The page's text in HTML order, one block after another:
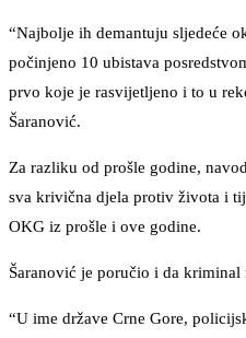
“Najbolje ih demantuju sljedeće
počinjeno 10 ubistava
prvo koje je rasvijetljeno i to u
Šaranović.
Za razliku od prošle godine,
sva krivična djela protiv života i
OKG iz prošle i ove godine.
Šaranović je poručio i da
“U ime države Crne Gore,